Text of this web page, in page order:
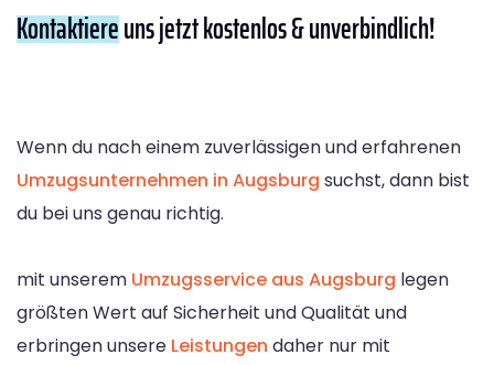
Kontaktiereuns jetzt kostenlos & unverbindlich!
Wenn du nach einem zuverlässigen und erfahrenen
Umzugsunternehmen in Augsburg suchst, dann bist
du bei uns genau richtig.
mit unserem Umzugsservice aus Augsburg legen
größten Wert auf Sicherheit und Qualität und
erbringen unsere Leistungen daher nur mit